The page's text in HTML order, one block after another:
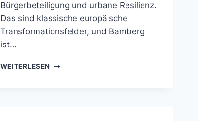
Bürgerbeteiligung und urbane Resilienz.
Das sind klassische europäische
Transformationsfelder, und Bamberg
ist…
WEITERLESEN SMART